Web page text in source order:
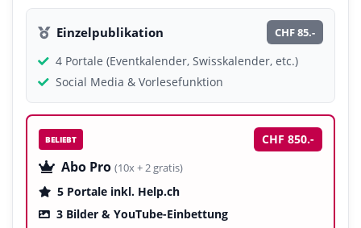
Einzelpublikation CHF 85.-
4 Portale (Eventkalender, Swisskalender, etc.)
Social Media & Vorlesefunktion
BELIEBT CHF 850.-
Abo Pro (10x + 2 gratis)
5 Portale inkl. Help.ch
3 Bilder & YouTube-Einbettung